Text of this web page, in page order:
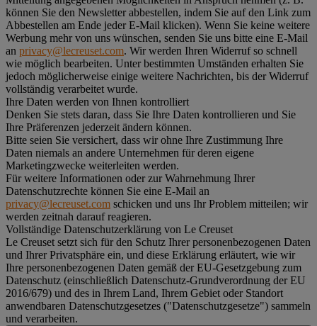
können Sie den Newsletter abbestellen, indem Sie auf den Link zum
Abbestellen am Ende jeder E-Mail klicken). Wenn Sie keine weitere
Werbung mehr von uns wünschen, senden Sie uns bitte eine E-Mail
an privacy@lecreuset.com. Wir werden Ihren Widerruf so schnell
wie möglich bearbeiten. Unter bestimmten Umständen erhalten Sie
jedoch möglicherweise einige weitere Nachrichten, bis der Widerruf
vollständig verarbeitet wurde.
Ihre Daten werden von Ihnen kontrolliert
Denken Sie stets daran, dass Sie Ihre Daten kontrollieren und Sie
Ihre Präferenzen jederzeit ändern können.
Bitte seien Sie versichert, dass wir ohne Ihre Zustimmung Ihre
Daten niemals an andere Unternehmen für deren eigene
Marketingzwecke weiterleiten werden.
Für weitere Informationen oder zur Wahrnehmung Ihrer
Datenschutzrechte können Sie eine E-Mail an
privacy@lecreuset.com schicken und uns Ihr Problem mitteilen; wir
werden zeitnah darauf reagieren.
Vollständige Datenschutzerklärung von Le Creuset
Le Creuset setzt sich für den Schutz Ihrer personenbezogenen Daten
und Ihrer Privatsphäre ein, und diese Erklärung erläutert, wie wir
Ihre personenbezogenen Daten gemäß der EU-Gesetzgebung zum
Datenschutz (einschließlich Datenschutz-Grundverordnung der EU
2016/679) und des in Ihrem Land, Ihrem Gebiet oder Standort
anwendbaren Datenschutzgesetzes ("Datenschutzgesetze") sammeln
und verarbeiten.